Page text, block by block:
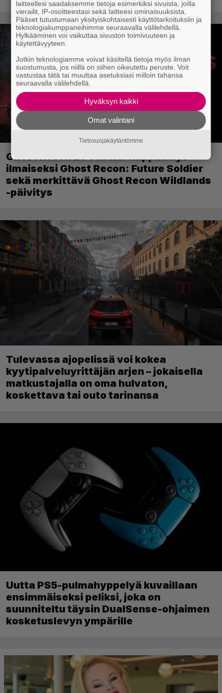
nousseen kritiikin – aikoo silti pysyä
suunnitelmassaan
Ghost Recon 25 vuotta: nappaa nyt
ilmaiseksi Ghost Recon: Future Soldier
sekä merkittävä Ghost Recon Wildlands
Tulevassa ajopelissä voi kokea
kyytipalveluyrittäjän arjen – jokaisella
Uutta PS5-pulmahyppelyä kuvaillaan
ensimmäiseksi peliksi, joka on
suunniteltu täysin DualSense-ohjaimen
laitteellesi saadaksemme tietoja esimerkiksi sivuista, joilla
vierailit, IP-osoitteestasi sekä laitteesi ominaisuuksista.
Pääset tutustumaan yksityiskohtaisesti käyttötarkoituksiin ja
teknologiakumppaneihimme seuraavalla välilehdellä.
Hylkääminen voi vaikuttaa sivuston toimivuuteen ja
käytettävyyteen.
Jotkin teknologiamme voivat käsitellä tietoja myös ilman
suostumusta, jos niillä on siihen oikeutettu peruste. Voit
vastustaa tätä tai muuttaa asetuksiasi milloin tahansa
seuraavalla välilehdellä.
Hyväksyn kaikki
Omat valintani
Tietosuojakäytäntömme